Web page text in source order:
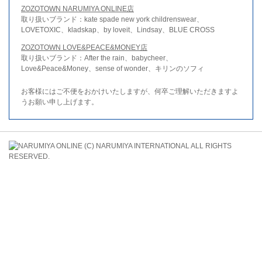
ZOZOTOWN NARUMIYA ONLINE店
取り扱いブランド：kate spade new york childrenswear、
LOVETOXIC、kladskap、by loveit、Lindsay、BLUE CROSS
ZOZOTOWN LOVE&PEACE&MONEY店
取り扱いブランド：After the rain、babycheer、
Love&Peace&Money、sense of wonder、キリンのソフィ
お客様にはご不便をおかけいたしますが、何卒ご理解いただきますよ
うお願い申し上げます。